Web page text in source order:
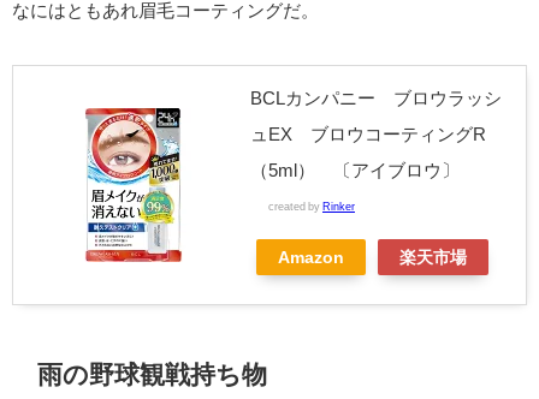
なにはともあれ眉毛コーティングだ。
BCLカンパニー ブロウラッシ
ュEX ブロウコーティングR
（5ml） 〔アイブロウ〕
created by Rinker
Amazon 楽天市場
雨の野球観戦持ち物